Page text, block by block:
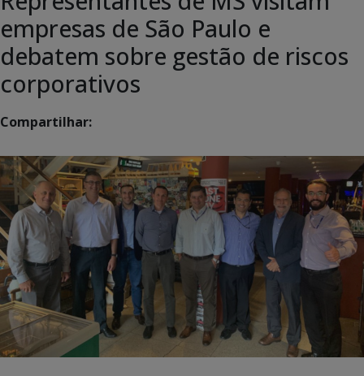
empresas de São Paulo e
debatem sobre gestão de riscos
corporativos
Compartilhar: